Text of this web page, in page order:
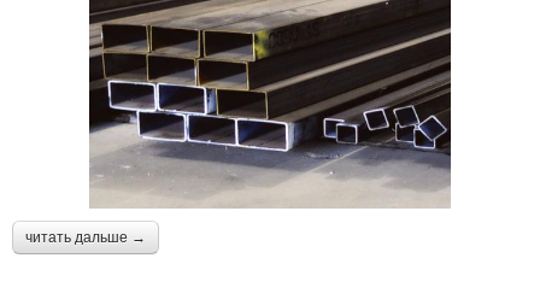
читать дальше →